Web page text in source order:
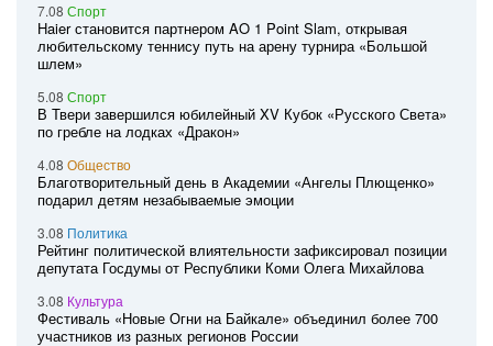
7.08 Спорт
Haier становится партнером AO 1 Point Slam, открывая
любительскому теннису путь на арену турнира «Большой
шлем»
5.08 Спорт
В Твери завершился юбилейный XV Кубок «Русского Света»
по гребле на лодках «Дракон»
4.08 Общество
Благотворительный день в Академии «Ангелы Плющенко»
подарил детям незабываемые эмоции
3.08 Политика
Рейтинг политической влиятельности зафиксировал позиции
депутата Госдумы от Республики Коми Олега Михайлова
3.08 Культура
Фестиваль «Новые Огни на Байкале» объединил более 700
участников из разных регионов России